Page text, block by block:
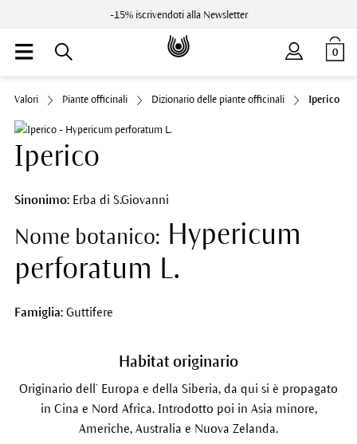
-15% iscrivendoti alla Newsletter
0
Valori Piante officinali Dizionario delle piante officinali Iperico
Iperico
Sinonimo:Erba di S.Giovanni
Nome botanico: Hypericum
perforatum L.
Famiglia:Guttifere
Habitat originario
Originario dell’ Europa e della Siberia, da qui si è propagato
in Cina e Nord Africa. Introdotto poi in Asia minore,
Americhe, Australia e Nuova Zelanda.